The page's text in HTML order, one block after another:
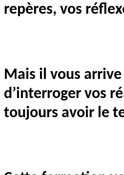
repères, vos
Mais il vous
d’interroger vos
toujours avoir le